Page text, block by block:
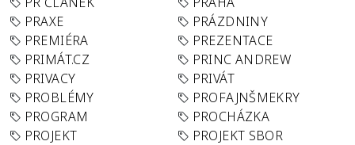
PRAXE
PRÁZDNINY
PREMIÉRA
PREZENTACE
PRIMÁT.CZ
PRINC ANDREW
PRIVACY
PRIVÁT
PROBLÉMY
PROFAJNŠMEKRY
PROGRAM
PROCHÁZKA
PROJEKT
PROJEKT SBOR